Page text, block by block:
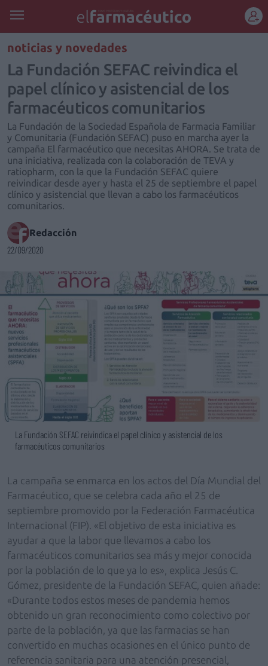
REGÍSTRATE
noticias y novedades
La Fundación SEFAC reivindica el
papel clínico y asistencial de los
farmacéuticos comunitarios
La Fundación de la Sociedad Española de Farmacia Familiar
y Comunitaria (Fundación SEFAC) puso en marcha ayer la
campaña El farmacéutico que necesitas AHORA. Se trata de
una iniciativa, realizada con la colaboración de TEVA y
ratiopharm, con la que la Fundación SEFAC quiere
reivindicar desde ayer y hasta el 25 de septiembre el papel
clínico y asistencial que llevan a cabo los farmacéuticos
comunitarios.
Redacción
22/09/2020
La Fundación SEFAC reivindica el papel clínico y asistencial de los
farmacéuticos comunitarios
La campaña se enmarca en los actos del Día Mundial del
Farmacéutico, que se celebra cada año el 25 de
septiembre promovido por la Federación Farmacéutica
Internacional (FIP). «El objetivo de esta iniciativa es
ayudar a que la labor que llevamos a cabo los
farmacéuticos comunitarios sea más y mejor conocida
por la población de lo que ya lo es», explica Jesús C.
Gómez, presidente de la Fundación SEFAC, quien añade:
«Durante todos estos meses de pandemia hemos
obtenido un gran reconocimiento como colectivo por
parte de la población, ya que las farmacias se han
convertido en muchas ocasiones en el único punto de
referencia sanitaria para una atención presencial,